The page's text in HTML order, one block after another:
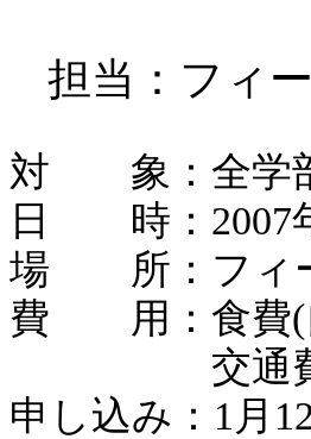
担当：フィ
対 象：全学
日 時：2007年
場 所：フィー
費 用：食費(自
交通費(バ
申し込み：1月